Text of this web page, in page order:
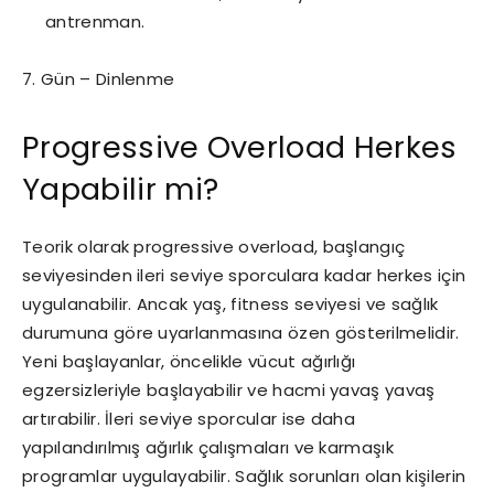
antrenman.
7. Gün – Dinlenme
Progressive Overload Herkes
Yapabilir mi?
Teorik olarak progressive overload, başlangıç
seviyesinden ileri seviye sporculara kadar herkes için
uygulanabilir. Ancak yaş, fitness seviyesi ve sağlık
durumuna göre uyarlanmasına özen gösterilmelidir.
Yeni başlayanlar, öncelikle vücut ağırlığı
egzersizleriyle başlayabilir ve hacmi yavaş yavaş
artırabilir. İleri seviye sporcular ise daha
yapılandırılmış ağırlık çalışmaları ve karmaşık
programlar uygulayabilir. Sağlık sorunları olan kişilerin